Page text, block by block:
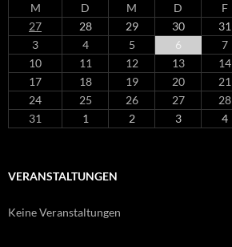
M D M D F
27
28 29 30 31
3
4 5 6 7
10
11 12 13 14
17
18 19 20 21
24
25 26 27 28
31
1 2 3 4
VERANSTALTUNGEN
Keine Veranstaltungen